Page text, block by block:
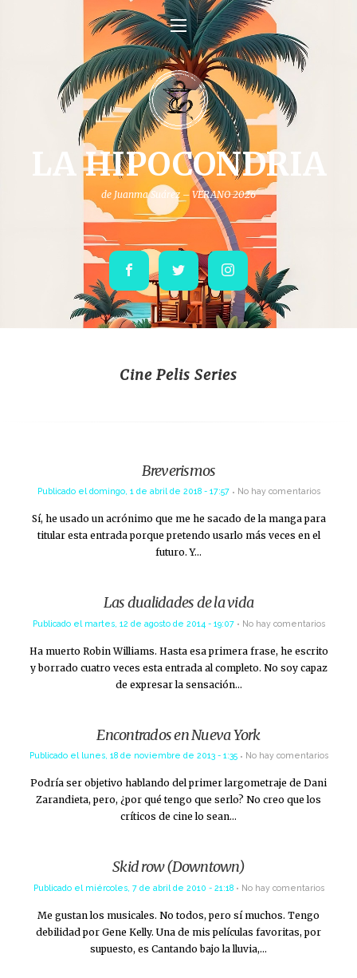
LA HIPOCONDRIA
de Juanma Suárez – VERANO 2026
Facebook Twitter Instagram
Cine Pelis Series
Breverismos
Publicado el domingo, 1 de abril de 2018 - 17:57 No hay comentarios
Sí, he usado un acrónimo que me he sacado de la manga para
titular esta entrada porque pretendo usarlo más veces en el
futuro. Y…
Las dualidades de la vida
Publicado el martes, 12 de agosto de 2014 - 19:07 No hay comentarios
Ha muerto Robin Williams. Hasta esa primera frase, he escrito
y borrado cuatro veces esta entrada al completo. No soy capaz
de expresar la sensación…
Encontrados en Nueva York
Publicado el lunes, 18 de noviembre de 2013 - 1:35 No hay comentarios
Podría ser objetivo hablando del primer largometraje de Dani
Zarandieta, pero, ¿por qué tengo que serlo? No creo que los
críticos de cine lo sean…
Skid row (Downtown)
Publicado el miércoles, 7 de abril de 2010 - 21:18 No hay comentarios
Me gustan los musicales. No todos, pero sí muchos. Tengo
debilidad por Gene Kelly. Una de mis películas favoritas, por
supuesto, es Cantando bajo la lluvia,…